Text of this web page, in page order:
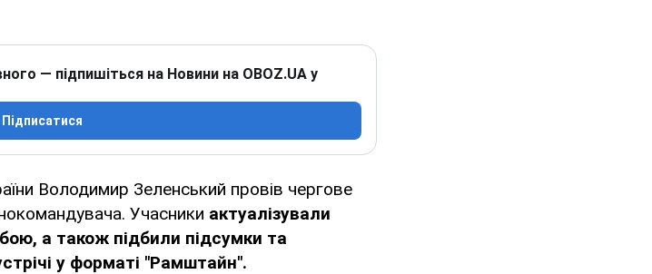
— підпишіться на Новини на OBOZ.UA у
Підписатися
Володимир Зеленський провів чергове
Учасники актуалізували
а також підбили підсумки та
у форматі "Рамштайн".